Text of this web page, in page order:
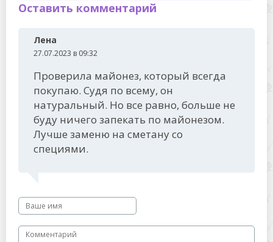
Оставить комментарий
Лена
27.07.2023 в 09:32
Проверила майонез, который всегда
покупаю. Судя по всему, он
натуральный. Но все равно, больше не
буду ничего запекать по майонезом.
Лучше заменю на сметану со
специями.